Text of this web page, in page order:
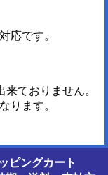
応です。
ておりません。
ります。
ピングカート